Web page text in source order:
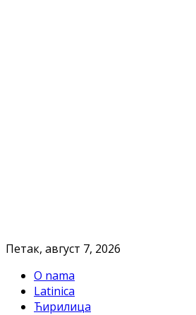
Петак, август 7, 2026
O nama
Latinica
Ћирилица